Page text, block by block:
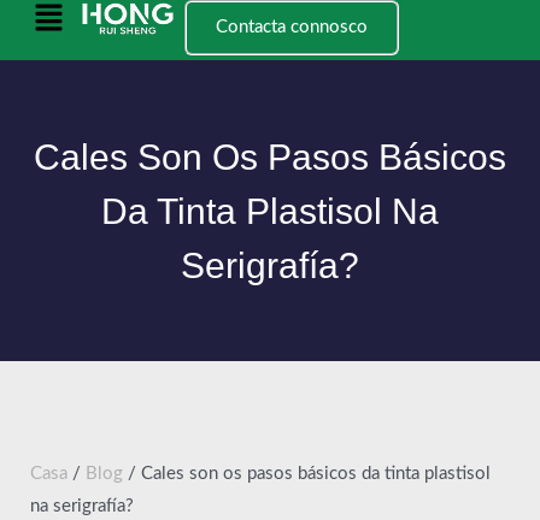
Menú
Contacta connosco
Cales Son Os Pasos Básicos
Da Tinta Plastisol Na
Serigrafía?
Casa / Blog / Cales son os pasos básicos da tinta plastisol
na serigrafía?